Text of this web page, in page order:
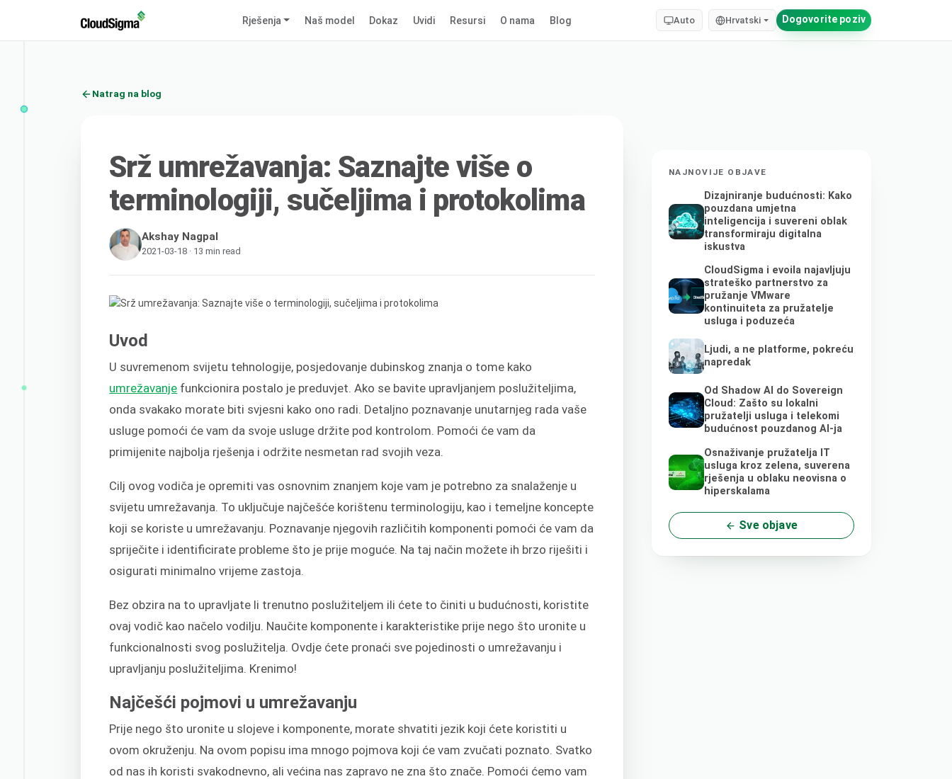
Rješenja Naš model Dokaz Uvidi Resursi O nama Blog Auto Hrvatski Dogovorite poziv
Natrag na blog
Srž umrežavanja: Saznajte više o
terminologiji, sučeljima i protokolima
Akshay Nagpal
2021-03-18 · 13 min read
Uvod
U suvremenom svijetu tehnologije, posjedovanje dubinskog znanja o tome kako
umrežavanje funkcionira postalo je preduvjet. Ako se bavite upravljanjem poslužiteljima,
onda svakako morate biti svjesni kako ono radi. Detaljno poznavanje unutarnjeg rada vaše
usluge pomoći će vam da svoje usluge držite pod kontrolom. Pomoći će vam da
primijenite najbolja rješenja i održite nesmetan rad svojih veza.
Cilj ovog vodiča je opremiti vas osnovnim znanjem koje vam je potrebno za snalaženje u
svijetu umrežavanja. To uključuje najčešće korištenu terminologiju, kao i temeljne koncepte
koji se koriste u umrežavanju. Poznavanje njegovih različitih komponenti pomoći će vam da
spriječite i identificirate probleme što je prije moguće. Na taj način možete ih brzo riješiti i
osigurati minimalno vrijeme zastoja.
Bez obzira na to upravljate li trenutno poslužiteljem ili ćete to činiti u budućnosti, koristite
ovaj vodič kao načelo vodilju. Naučite komponente i karakteristike prije nego što uronite u
funkcionalnosti svog poslužitelja. Ovdje ćete pronaći sve pojedinosti o umrežavanju i
upravljanju poslužiteljima. Krenimo!
Najčešći pojmovi u umrežavanju
Prije nego što uronite u slojeve i komponente, morate shvatiti jezik koji ćete koristiti u
ovom okruženju. Na ovom popisu ima mnogo pojmova koji će vam zvučati poznato. Svatko
od nas ih koristi svakodnevno, ali većina nas zapravo ne zna što znače. Pomoći ćemo vam
NAJNOVIJE OBJAVE
Dizajniranje budućnosti: Kako
pouzdana umjetna
inteligencija i suvereni oblak
transformiraju digitalna
iskustva
CloudSigma i evoila najavljuju
strateško partnerstvo za
pružanje VMware
kontinuiteta za pružatelje
usluga i poduzeća
Ljudi, a ne platforme, pokreću
napredak
Od Shadow AI do Sovereign
Cloud: Zašto su lokalni
pružatelji usluga i telekomi
budućnost pouzdanog AI-ja
Osnaživanje pružatelja IT
usluga kroz zelena, suverena
rješenja u oblaku neovisna o
hiperskalama
Sve objave